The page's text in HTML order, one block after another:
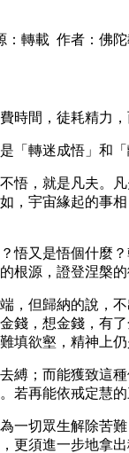
：轉載 作者：佛
間，徒耗精力
「轉迷成悟」和「
悟，就是凡夫。
，宇宙緣起的事
悟又是悟個什麼
根源，證登涅槃的
，但歸納的說，
錢，想金錢，有
欲壑，精神上
縛；而能獲致這
再能依戒定慧
一切眾生解除苦
須進一步地拿